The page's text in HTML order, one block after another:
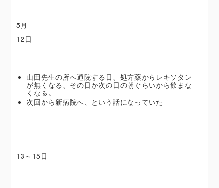
5月
12日
山田先生の所へ通院する日、処方薬からレキソタン
が無くなる、その日か次の日の朝ぐらいから飲まな
くなる。
次回から新病院へ、という話になっていた
13～15日